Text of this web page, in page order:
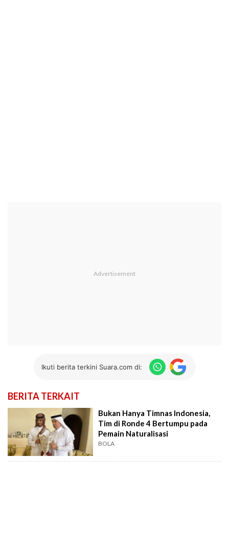
Ikuti berita terkini Suara.com di:
BERITA TERKAIT
Bukan Hanya Timnas Indonesia,
Tim di Ronde 4 Bertumpu pada
Pemain Naturalisasi
BOLA